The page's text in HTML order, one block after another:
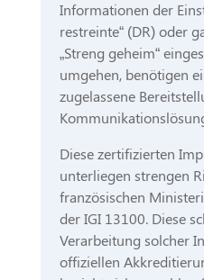
Informationen der
restreinte“ (DR) oder
„Streng geheim“
umgehen, benötigen
zugelassene
Diese zertifizierten
unterliegen strengen
französischen
der IGI 13100. Diese
Verarbeitung solcher
offiziellen